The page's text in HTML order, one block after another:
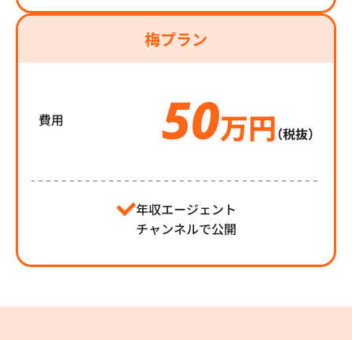
梅プラン
費用 50万円（税抜）
年収エージェント
チャンネルで公開